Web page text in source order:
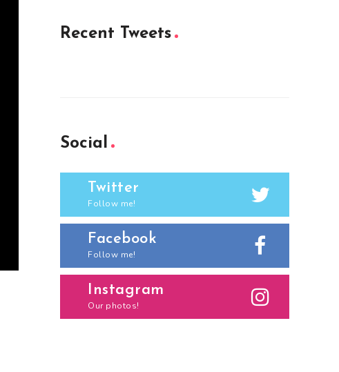
Recent Tweets
Social
Twitter
Follow me!
Facebook
Follow me!
Instagram
Our photos!